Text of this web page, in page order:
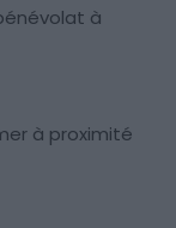
à
à proximité